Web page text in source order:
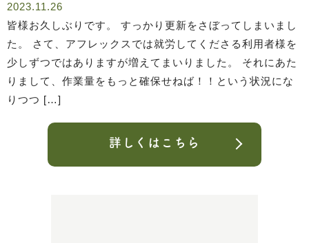
2023.11.26
皆様お久しぶりです。 すっかり更新をさぼってしまいまし
た。 さて、アフレックスでは就労してくださる利用者様を
少しずつではありますが増えてまいりました。 それにあた
りまして、作業量をもっと確保せねば！！という状況にな
りつつ […]
詳しくはこちら